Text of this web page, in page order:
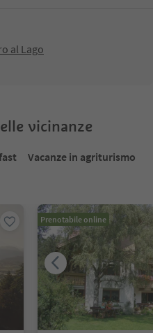
al Lago
vicinanze
Vacanze in agriturismo
Prenotabile online